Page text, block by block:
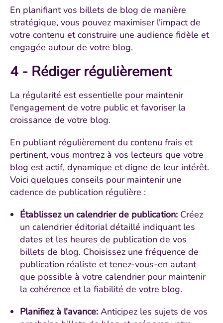
En planifiant vos billets de blog de manière
stratégique, vous pouvez maximiser l'impact de
votre contenu et construire une audience fidèle et
engagée autour de votre blog.
4 - Rédiger régulièrement
La régularité est essentielle pour maintenir
l'engagement de votre public et favoriser la
croissance de votre blog.
En publiant régulièrement du contenu frais et
pertinent, vous montrez à vos lecteurs que votre
blog est actif, dynamique et digne de leur intérêt.
Voici quelques conseils pour maintenir une
cadence de publication régulière :
Établissez un calendrier de publication: Créez
un calendrier éditorial détaillé indiquant les
dates et les heures de publication de vos
billets de blog. Choisissez une fréquence de
publication réaliste et tenez-vous-en autant
que possible à votre calendrier pour maintenir
la cohérence et la fiabilité de votre blog.
Planifiez à l'avance: Anticipez les sujets de vos